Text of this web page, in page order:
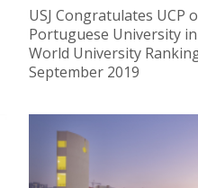
USJ Congratulates UCP
Portuguese University
World University
September 2019